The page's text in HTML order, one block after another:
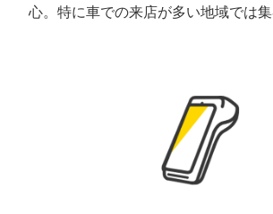
心。特に車での来店が多い地域では集